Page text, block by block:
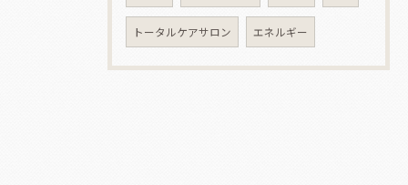
トータルケアサロン エネルギー